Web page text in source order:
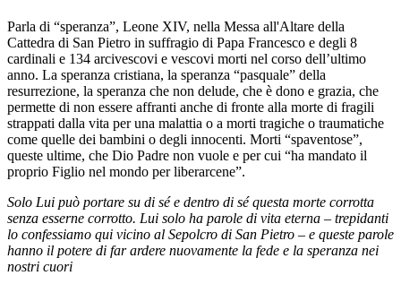
Parla di “speranza”, Leone XIV, nella Messa all'Altare della
Cattedra di San Pietro in suffragio di Papa Francesco e degli 8
cardinali e 134 arcivescovi e vescovi morti nel corso dell’ultimo
anno. La speranza cristiana, la speranza “pasquale” della
resurrezione, la speranza che non delude, che è dono e grazia, che
permette di non essere affranti anche di fronte alla morte di fragili
strappati dalla vita per una malattia o a morti tragiche o traumatiche
come quelle dei bambini o degli innocenti. Morti “spaventose”,
queste ultime, che Dio Padre non vuole e per cui “ha mandato il
proprio Figlio nel mondo per liberarcene”.
Solo Lui può portare su di sé e dentro di sé questa morte corrotta
senza esserne corrotto. Lui solo ha parole di vita eterna – trepidanti
lo confessiamo qui vicino al Sepolcro di San Pietro – e queste parole
hanno il potere di far ardere nuovamente la fede e la speranza nei
nostri cuori